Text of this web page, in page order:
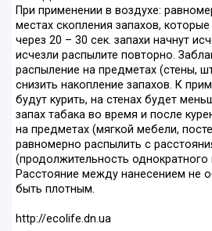
При применении в воздухе:
местах скопления запахов,
через 20 – 30 сек. запахи начнут
исчезли распылите повторно.
распыление на предметах (стены,
снизить накопление запахов. К
будут курить, на стенах будет
запах табака во время и после
на предметах (мягкой мебели,
равномерно распылить с
(продолжительность однократного
Расстояние между нанесением не
быть плотным.
http://ecolife.dn.ua